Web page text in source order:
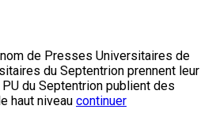
de Presses Universitaires de
du Septentrion prennent leur
du Septentrion publient des
haut niveau continuer